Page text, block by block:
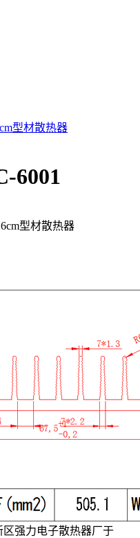
型材散热器
6001
6cm型材散热器
强力电子散热器厂于